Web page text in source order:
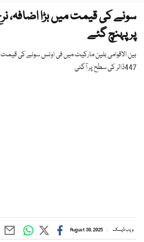
سونے کی قیمت میں بڑا اضافہ،
پر پہنچ گئے
447ڈالر کی سطح پر آگئی
ویب ڈیسک August 30, 2025